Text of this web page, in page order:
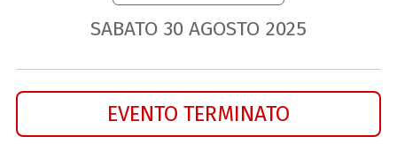
SABATO 30 AGOSTO 2025
EVENTO TERMINATO